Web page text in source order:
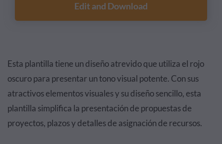
Edit and Download
Esta plantilla tiene un diseño atrevido que utiliza el rojo
oscuro para presentar un tono visual potente. Con sus
atractivos elementos visuales y su diseño sencillo, esta
plantilla simplifica la presentación de propuestas de
proyectos, plazos y detalles de asignación de recursos.